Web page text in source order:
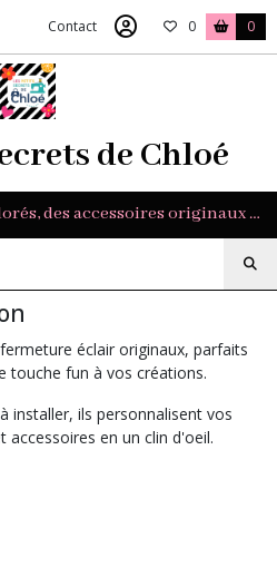
Contact 0 0
de Chloé
Des trésors de coutures colorés, des accessoires originaux et des tissus exclusifs pour sublimer vos créations.
éclair originaux, parfaits
touche fun à vos créations.
installer, ils personnalisent vos
en un clin d'oeil.